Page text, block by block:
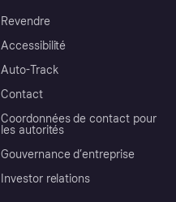
Revendre
Accessibilité
Auto-Track
Contact
Coordonnées de contact pour
les autorités
Gouvernance d’entreprise
Investor relations